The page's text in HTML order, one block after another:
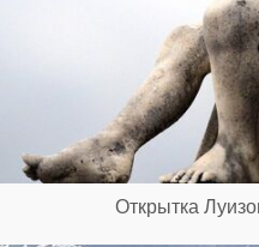
Открытка